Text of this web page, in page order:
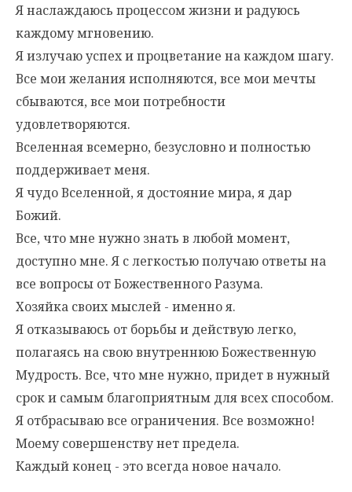
Я наслаждаюсь процессом жизни и радуюсь
каждому мгновению.
Я излучаю успех и процветание на каждом шагу.
Все мои желания исполняются, все мои мечты
сбываются, все мои потребности
удовлетворяются.
Вселенная всемерно, безусловно и полностью
поддерживает меня.
Я чудо Вселенной, я достояние мира, я дар
Божий.
Все, что мне нужно знать в любой момент,
доступно мне. Я с легкостью получаю ответы на
все вопросы от Божественного Разума.
Хозяйка своих мыслей - именно я.
Я отказываюсь от борьбы и действую легко,
полагаясь на свою внутреннюю Божественную
Мудрость. Все, что мне нужно, придет в нужный
срок и самым благоприятным для всех способом.
Я отбрасываю все ограничения. Все возможно!
Моему совершенству нет предела.
Каждый конец - это всегда новое начало.